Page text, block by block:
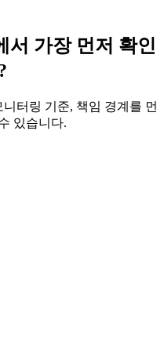
서 가장 먼저 확인
터링 기준, 책임 경계를 먼
있습니다.